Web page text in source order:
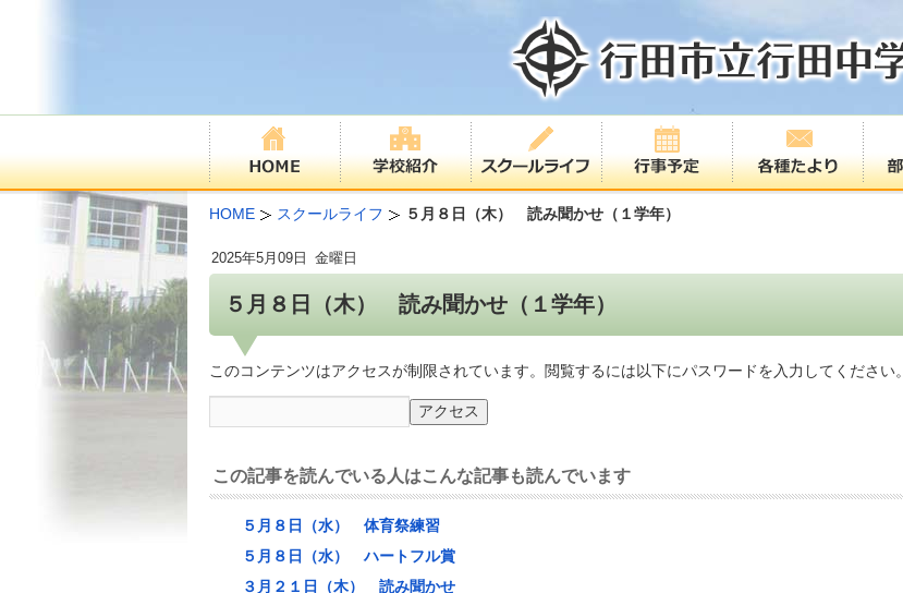
HOME スクールライフ ５月８日（木） 読み聞かせ（１学年）
５月８日（木） 読み聞かせ（１学年）
2025年5月09日 金曜日
このコンテンツはアクセスが制限されています。閲覧するには以下にパスワードを入力してください。
この記事を読んでいる人はこんな記事も読んでいます
５月８日（水） 体育祭練習
５月８日（水） ハートフル賞
３月２１日（木） 読み聞かせ